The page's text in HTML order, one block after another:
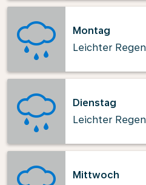
Montag
Leichter Regen
Dienstag
Leichter Regen
Mittwoch